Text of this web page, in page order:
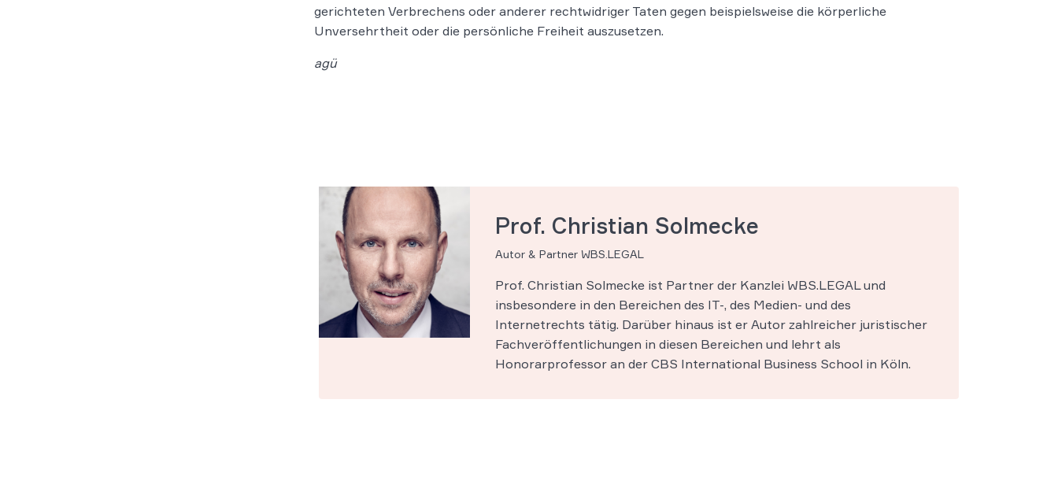
gerichteten Verbrechens oder anderer rechtwidriger Taten gegen beispielsweise die körperliche
Unversehrtheit oder die persönliche Freiheit auszusetzen.
agü
Prof. Christian Solmecke
Autor & Partner WBS.LEGAL
Prof. Christian Solmecke ist Partner der Kanzlei WBS.LEGAL und
insbesondere in den Bereichen des IT-, des Medien- und des
Internetrechts tätig. Darüber hinaus ist er Autor zahlreicher juristischer
Fachveröffentlichungen in diesen Bereichen und lehrt als
Honorarprofessor an der CBS International Business School in Köln.